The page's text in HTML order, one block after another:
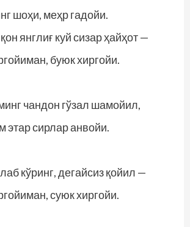
шоҳи, меҳр гадойи.
янглиғ куй сизар ҳайҳот —
буюк хиргойи.
чандон гўзал шамойил,
этар сирлар анвойи.
кўринг, дегайсиз қойил —
суюк хиргойи.